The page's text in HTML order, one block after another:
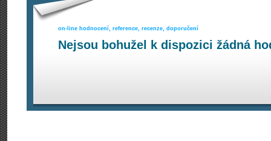
on-line hodnocení, reference, recenze, doporučení
Nejsou bohužel k dispozici žádná